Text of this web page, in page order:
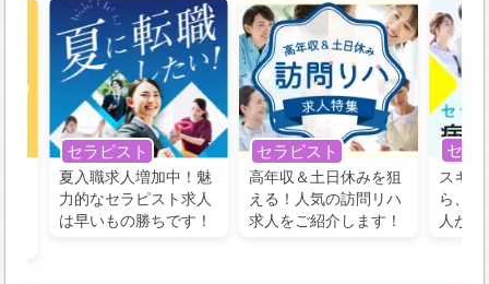
セラピスト
夏入職求人増加中！魅
力的なセラピスト求人
は早いもの勝ちです！
セラピスト
高年収＆土日休みを狙
える！人気の訪問リハ
求人をご紹介します！
セラ
スキ
ら、
人が